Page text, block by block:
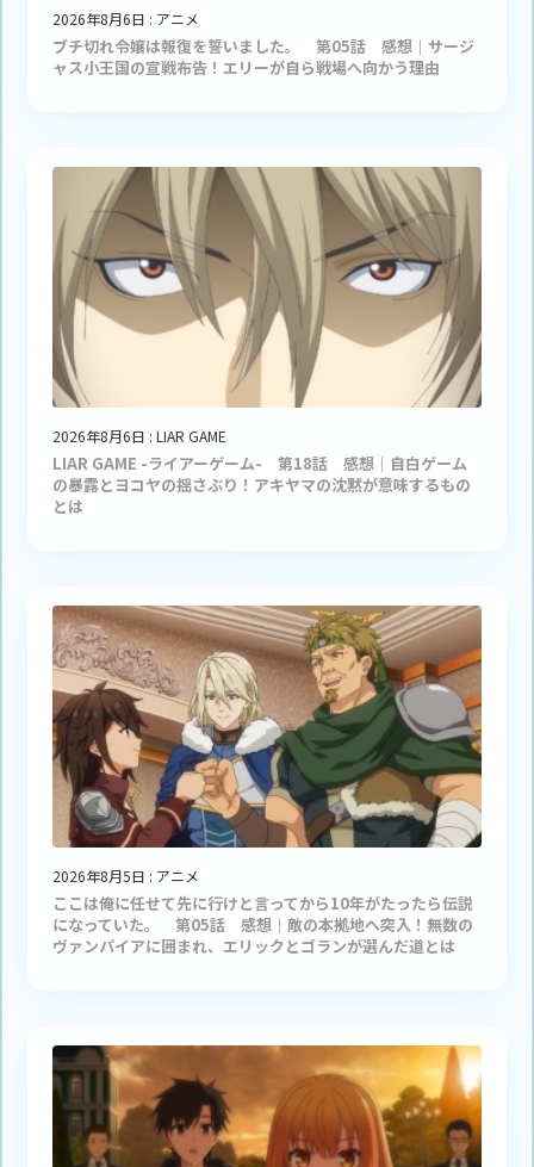
2026年8月6日 : アニメ
ブチ切れ令嬢は報復を誓いました。 第05話 感想｜サージ
ャス小王国の宣戦布告！エリーが自ら戦場へ向かう理由
2026年8月6日 : LIAR GAME
LIAR GAME -ライアーゲーム- 第18話 感想｜自白ゲーム
の暴露とヨコヤの揺さぶり！アキヤマの沈黙が意味するもの
とは
2026年8月5日 : アニメ
ここは俺に任せて先に行けと言ってから10年がたったら伝説
になっていた。 第05話 感想｜敵の本拠地へ突入！無数の
ヴァンパイアに囲まれ、エリックとゴランが選んだ道とは